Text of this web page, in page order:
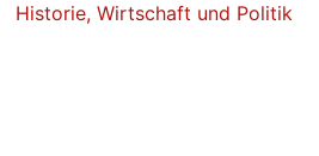
Historie, Wirtschaft und Politik